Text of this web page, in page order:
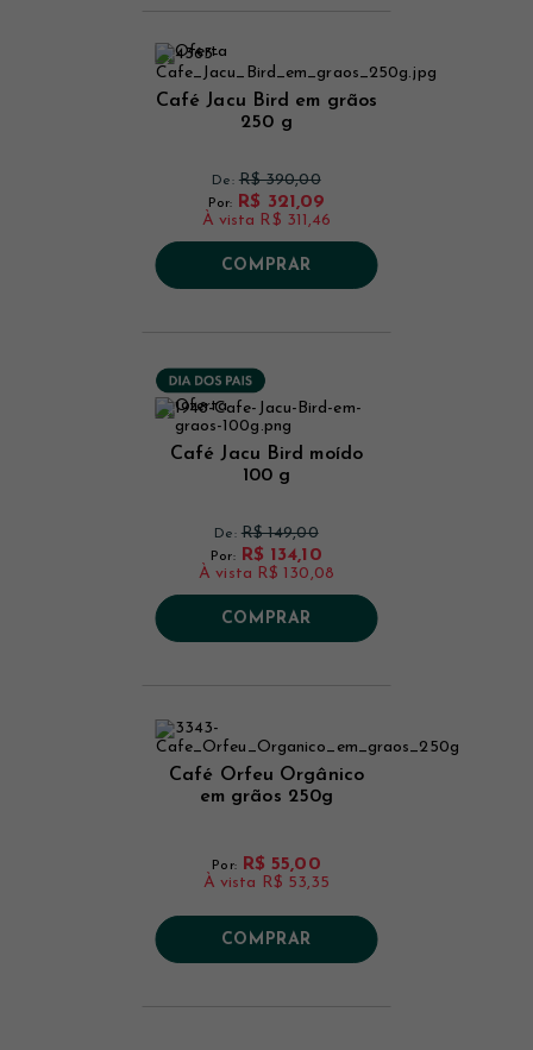
Café Jacu Bird em grãos
250 g
De: R$ 390,00
Por: R$ 321,09
À vista R$ 311,46
COMPRAR
Café Jacu Bird moído
100 g
De: R$ 149,00
Por: R$ 134,10
À vista R$ 130,08
COMPRAR
Café Orfeu Orgânico
em grãos 250g
Por: R$ 55,00
À vista R$ 53,35
COMPRAR